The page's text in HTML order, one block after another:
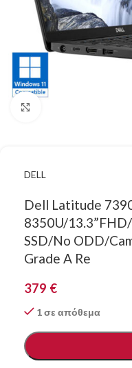
DELL
Dell Latitude
8350U/
SSD/No ODD/
Grade A Re
379 €
1 σε απόθεμα